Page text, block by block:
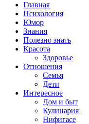
Главная
Психология
Юмор
Знания
Полезно знать
Красота
Здоровье
Отношения
Семья
Дети
Интересное
Дом и быт
Кулинария
Нифигасе